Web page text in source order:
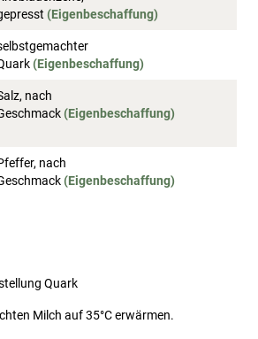
(Eigenbeschaffung)
(Eigenbeschaffung)
nach
(Eigenbeschaffung)
nach
(Eigenbeschaffung)
Quark
Milch auf 35°C erwärmen.